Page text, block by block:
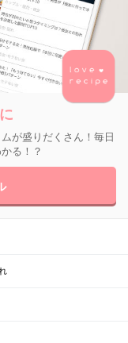
が盛りだくさん！毎日
る！？